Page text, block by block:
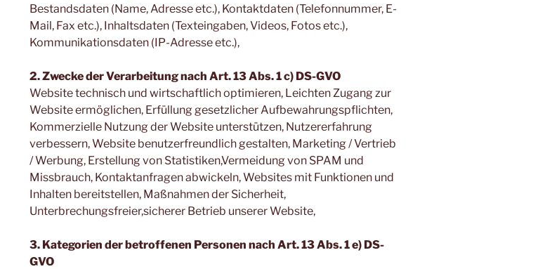
Bestandsdaten (Name, Adresse etc.), Kontaktdaten (Telefonnummer, E-
Mail, Fax etc.), Inhaltsdaten (Texteingaben, Videos, Fotos etc.),
Kommunikationsdaten (IP-Adresse etc.),
2. Zwecke der Verarbeitung nach Art. 13 Abs. 1 c) DS-GVO
Website technisch und wirtschaftlich optimieren, Leichten Zugang zur
Website ermöglichen, Erfüllung gesetzlicher Aufbewahrungspflichten,
Kommerzielle Nutzung der Website unterstützen, Nutzererfahrung
verbessern, Website benutzerfreundlich gestalten, Marketing / Vertrieb
/ Werbung, Erstellung von Statistiken,Vermeidung von SPAM und
Missbrauch, Kontaktanfragen abwickeln, Websites mit Funktionen und
Inhalten bereitstellen, Maßnahmen der Sicherheit,
Unterbrechungsfreier,sicherer Betrieb unserer Website,
3. Kategorien der betroffenen Personen nach Art. 13 Abs. 1 e) DS-
GVO